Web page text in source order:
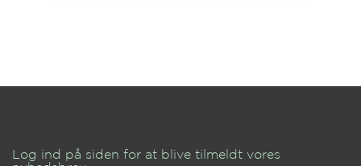
Log ind på siden for at blive tilmeldt vores